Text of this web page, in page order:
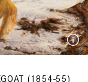
(1854-55)